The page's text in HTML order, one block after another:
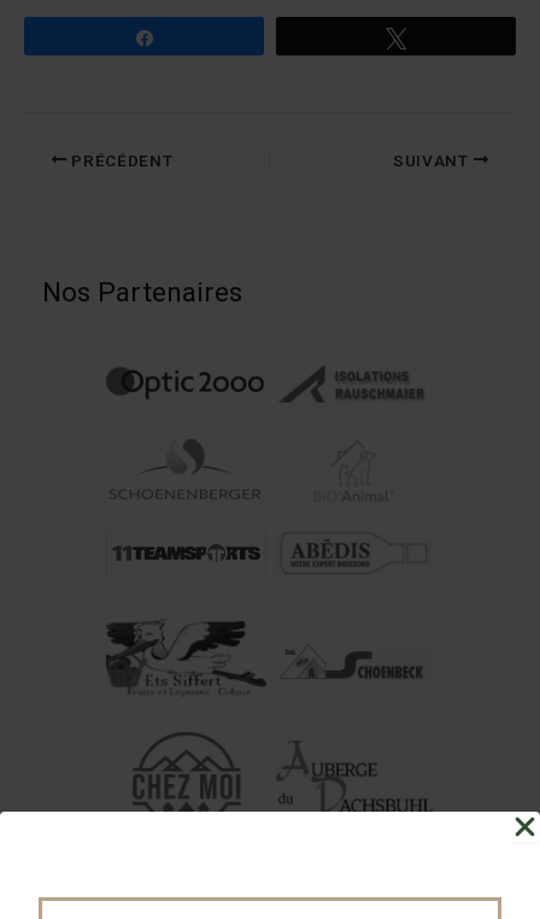
PRÉCÉDENT SUIVANT
Nos Partenaires